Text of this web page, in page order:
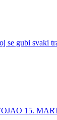
se gubi svaki
15.